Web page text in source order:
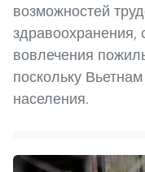
возможностей
здравоохранения,
вовлечения
поскольку
населения.